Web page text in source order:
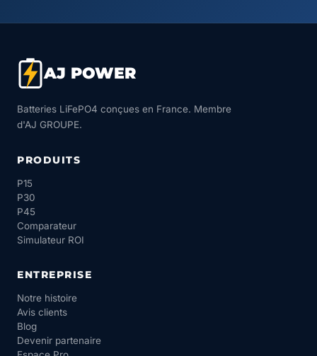
AJ POWER
Batteries LiFePO4 conçues en France. Membre
d'AJ GROUPE.
PRODUITS
P15
P30
P45
Comparateur
Simulateur ROI
ENTREPRISE
Notre histoire
Avis clients
Blog
Devenir partenaire